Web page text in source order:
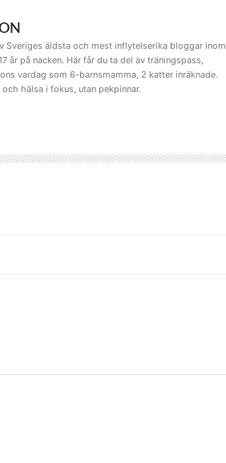
Sveriges äldsta och mest inflytelserika bloggar inom
år på nacken. Här får du ta del av träningspass,
vardag som 6-barnsmamma, 2 katter inräknade.
hälsa i fokus, utan pekpinnar.